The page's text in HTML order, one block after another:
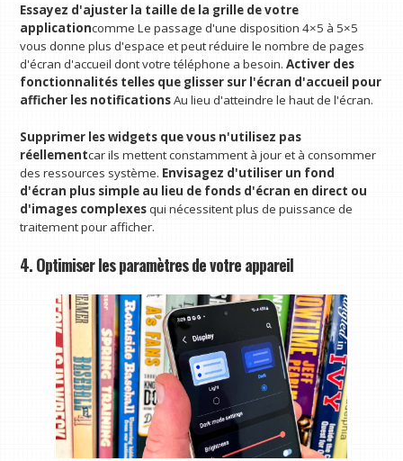
Essayez d'ajuster la taille de la grille de votre
applicationcomme Le passage d'une disposition 4×5 à 5×5
vous donne plus d'espace et peut réduire le nombre de pages
d'écran d'accueil dont votre téléphone a besoin.Activer des
fonctionnalités telles que glisser sur l'écran d'accueil pour
afficher les notificationsAu lieu d'atteindre le haut de l'écran.
Supprimer les widgets que vous n'utilisez pas
réellementcar ils mettent constamment à jour et à consommer
des ressources système. Envisagez d'utiliser un fond
d'écran plus simple au lieu de fonds d'écran en direct ou
d'images complexesqui nécessitent plus de puissance de
traitement pour afficher.
4. Optimiser les paramètres de votre appareil